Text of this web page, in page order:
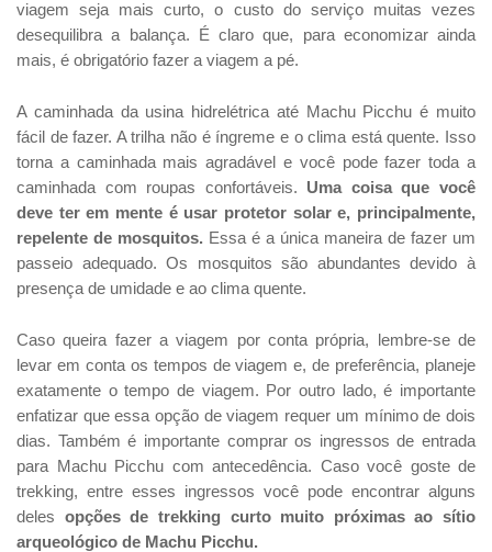
viagem seja mais curto, o custo do serviço muitas vezes
desequilibra a balança. É claro que, para economizar ainda
mais, é obrigatório fazer a viagem a pé.
A caminhada da usina hidrelétrica até Machu Picchu é muito
fácil de fazer. A trilha não é íngreme e o clima está quente. Isso
torna a caminhada mais agradável e você pode fazer toda a
caminhada com roupas confortáveis. Uma coisa que você
deve ter em mente é usar protetor solar e, principalmente,
repelente de mosquitos. Essa é a única maneira de fazer um
passeio adequado. Os mosquitos são abundantes devido à
presença de umidade e ao clima quente.
Caso queira fazer a viagem por conta própria, lembre-se de
levar em conta os tempos de viagem e, de preferência, planeje
exatamente o tempo de viagem. Por outro lado, é importante
enfatizar que essa opção de viagem requer um mínimo de dois
dias. Também é importante comprar os ingressos de entrada
para Machu Picchu com antecedência. Caso você goste de
trekking, entre esses ingressos você pode encontrar alguns
deles opções de trekking curto muito próximas ao sítio
arqueológico de Machu Picchu.